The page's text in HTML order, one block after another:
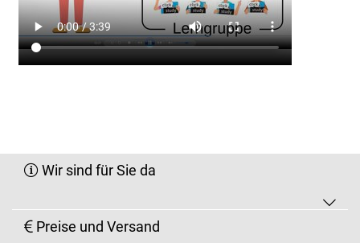
Wir sind für Sie da
Preise und Versand